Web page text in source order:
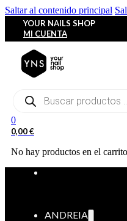
Saltar al contenido principal
YOUR NAILS SHOP
MI CUENTA
Búsqueda
0
0,00€
No hay productos en el
ANDREIA